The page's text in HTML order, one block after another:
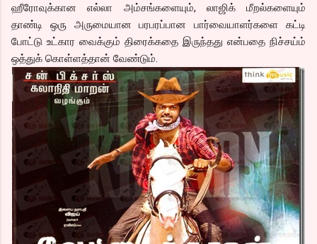
ஹீரோவுக்கான எல்லா அம்சங்களையும், லாஜிக் மீறல்களையும்
தாண்டி ஒரு அருமையான பரபரப்பான பார்வையாளர்களை கட்டி
போட்டு உட்கார வைக்கும் திரைக்கதை இருந்தது என்பதை நிச்சய்ம்
ஒத்துக் கொள்ளத்தான் வேண்டும்.